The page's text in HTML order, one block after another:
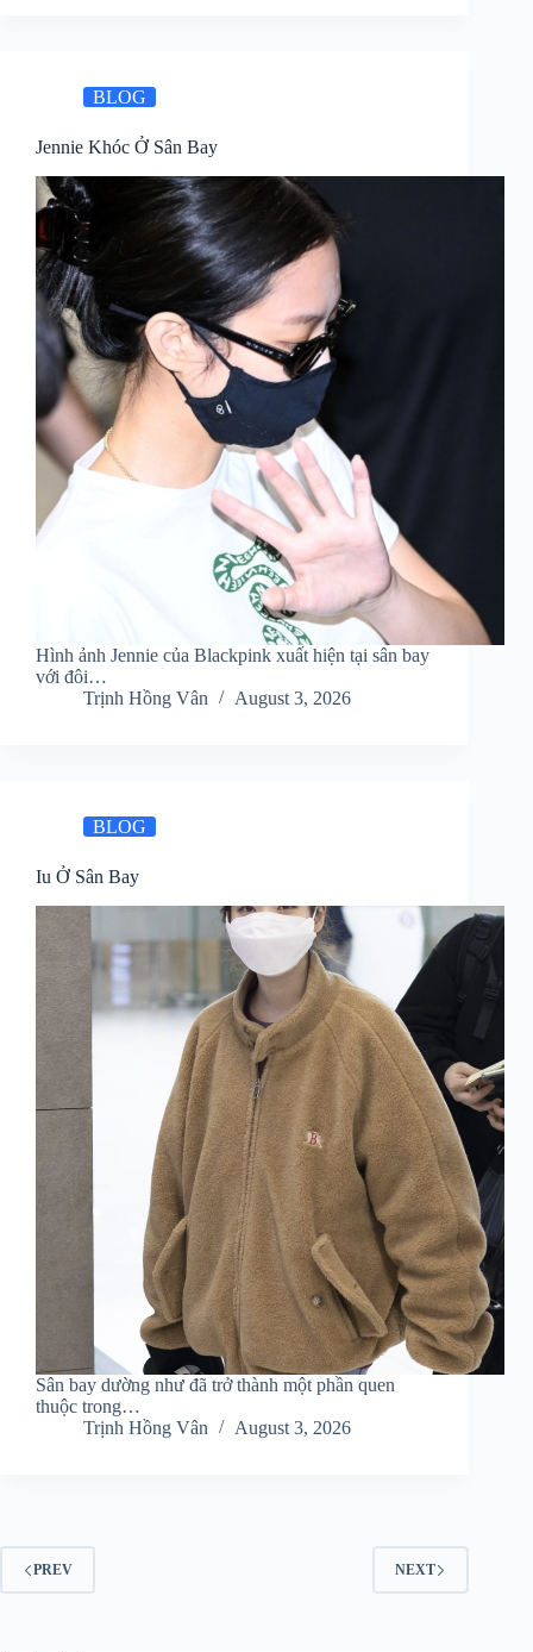
BLOG
Jennie Khóc Ở Sân Bay
Hình ảnh Jennie của Blackpink xuất hiện tại sân bay
với đôi…
Trịnh Hồng Vân
August 3, 2026
BLOG
Iu Ở Sân Bay
Sân bay dường như đã trở thành một phần quen
thuộc trong…
Trịnh Hồng Vân
August 3, 2026
PREV NEXT